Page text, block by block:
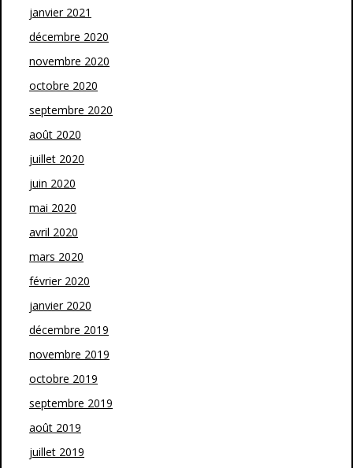
janvier 2021
décembre 2020
novembre 2020
octobre 2020
septembre 2020
août 2020
juillet 2020
juin 2020
mai 2020
avril 2020
mars 2020
février 2020
janvier 2020
décembre 2019
novembre 2019
octobre 2019
septembre 2019
août 2019
juillet 2019